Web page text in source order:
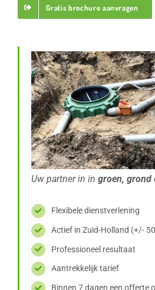
Gratis brochure aanvragen
Uw partner in in groen, grond
Flexibele dienstverlening
Actief in Zuid-Holland (+/-
Professioneel resultaat
Aantrekkelijk tarief
Binnen 7 dagen een offerte